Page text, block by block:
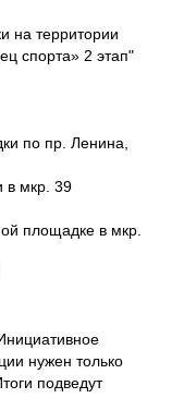
на территории
спорта» 2 этап"
по пр. Ленина,
в мкр. 39
площадке в мкр.
нужен только
подведут